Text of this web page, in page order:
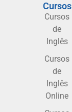
Cursos
Cursos
de
Inglês
Cursos
de
Inglês
Online